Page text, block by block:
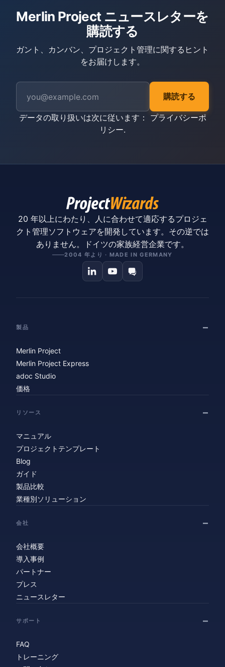
Merlin Project ニュースレターを
購読する
ガント、カンバン、プロジェクト管理に関するヒント
をお届けします。
購読する
データの取り扱いは次に従います： プライバシーポ
リシー.
20 年以上にわたり、人に合わせて適応するプロジェ
クト管理ソフトウェアを開発しています。その逆では
ありません。ドイツの家族経営企業です。
2004 年より · MADE IN GERMANY
製品
Merlin Project
Merlin Project Express
adoc Studio
価格
リソース
マニュアル
プロジェクトテンプレート
Blog
ガイド
製品比較
業種別ソリューション
会社
会社概要
導入事例
パートナー
プレス
ニュースレター
サポート
FAQ
トレーニング